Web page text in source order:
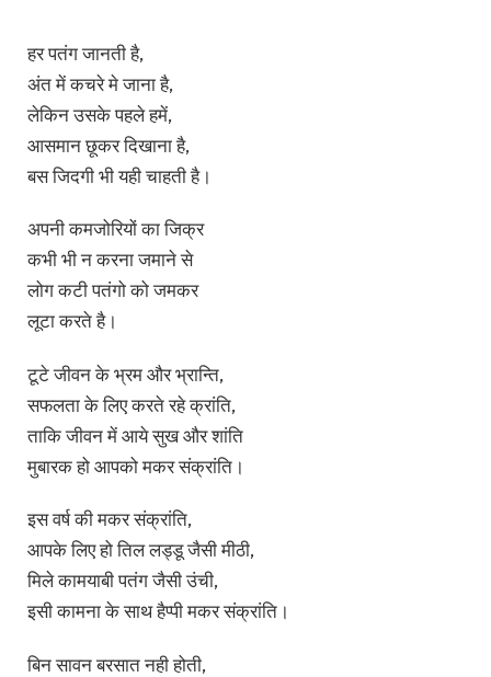
हर पतंग जानती है,
अंत में कचरे मे जाना है,
लेकिन उसके पहले हमें,
आसमान छूकर दिखाना है,
बस जिदगी भी यही चाहती है।
अपनी कमजोरियों का जिक्र
कभी भी न करना जमाने से
लोग कटी पतंगो को जमकर
लूटा करते है।
टूटे जीवन के भ्रम और भ्रान्ति,
सफलता के लिए करते रहे क्रांति,
ताकि जीवन में आये सुख और शांति
मुबारक हो आपको मकर संक्रांति।
इस वर्ष की मकर संक्रांति,
आपके लिए हो तिल लड्डू जैसी मीठी,
मिले कामयाबी पतंग जैसी उंची,
इसी कामना के साथ हैप्पी मकर संक्रांति।
बिन सावन बरसात नही होती,